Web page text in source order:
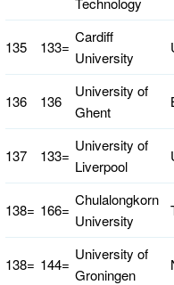
135 133=
Cardiff
University
136 136
University of
Ghent
137 133=
University of
Liverpool
138= 166=
Chulalongkorn
University
138= 144=
University of
Groningen